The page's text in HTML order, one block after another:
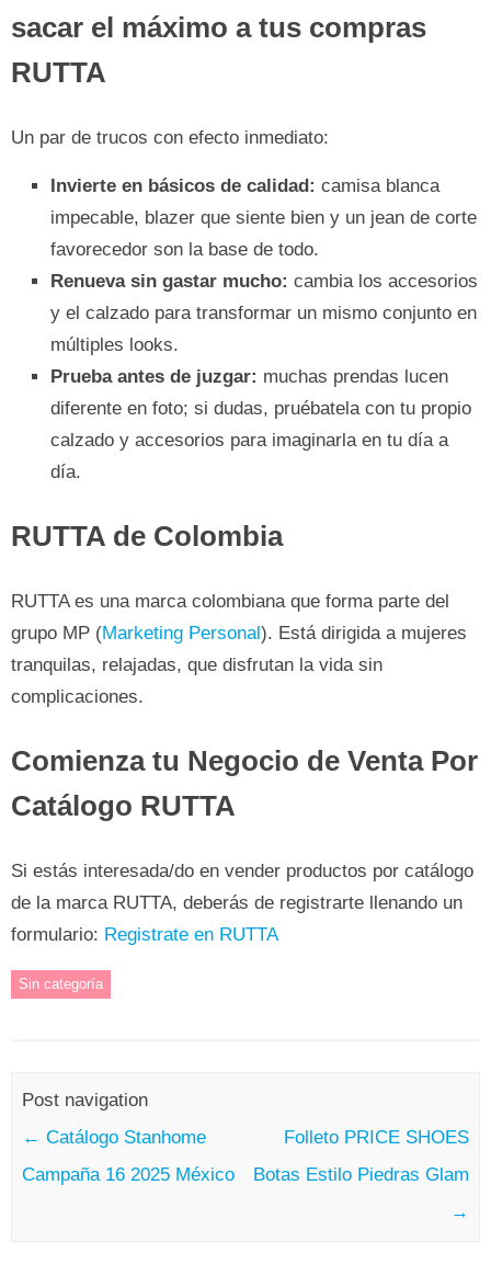
sacar el máximo a tus compras
RUTTA
Un par de trucos con efecto inmediato:
Invierte en básicos de calidad: camisa blanca
impecable, blazer que siente bien y un jean de corte
favorecedor son la base de todo.
Renueva sin gastar mucho: cambia los accesorios
y el calzado para transformar un mismo conjunto en
múltiples looks.
Prueba antes de juzgar: muchas prendas lucen
diferente en foto; si dudas, pruébatela con tu propio
calzado y accesorios para imaginarla en tu día a
día.
RUTTA de Colombia
RUTTA es una marca colombiana que forma parte del
grupo MP (Marketing Personal). Está dirigida a mujeres
tranquilas, relajadas, que disfrutan la vida sin
complicaciones.
Comienza tu Negocio de Venta Por
Catálogo RUTTA
Si estás interesada/do en vender productos por catálogo
de la marca RUTTA, deberás de registrarte llenando un
formulario: Registrate en RUTTA
Sin categoría
Post navigation
← Catálogo Stanhome
Campaña 16 2025 México
Folleto PRICE SHOES
Botas Estilo Piedras Glam
→